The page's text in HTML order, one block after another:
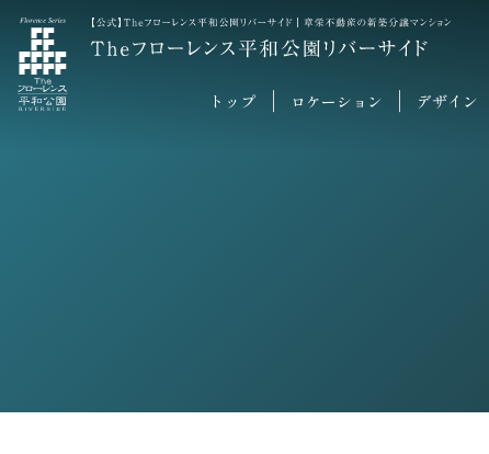
トップ
ロケーション デザイン